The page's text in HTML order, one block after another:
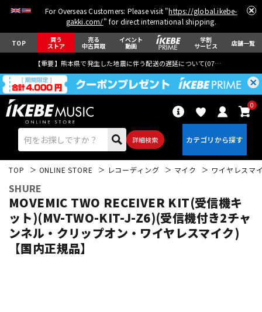
For Overseas Customers: Please visit "https://global.ikebe-
gakki.com/" for direct international shipping.
TOP 買う
ストア
売る
中古買取
イベント
動画
学割
サービス 店舗一覧
【重要】熊本県で発生した地震に伴う配送の遅延について(07月29日
詳細検索
0
エレキギター アコギ/エレアコ
TOP ONLINE STORE レコーディング マイク ワイヤレスマ
SHURE
MOVEMIC TWO RECEIVER KIT(受信機キ
ット)(MV-TWO-KIT-J-Z6)(受信機付き2チャ
ンネル・クリップオン・ワイヤレスマイク)
【国内正規品】